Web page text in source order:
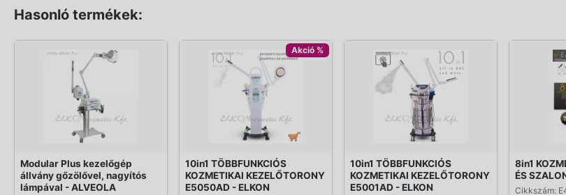
Hasonló termékek:
Modular Plus kezelőgép
állvány gőzölővel, nagyítós
lámpával - ALVEOLA
Akció %
10in1 TÖBBFUNKCIÓS
KOZMETIKAI KEZELŐTORONY
E5050AD - ELKON
10in1 TÖBBFUNKCIÓS
KOZMETIKAI KEZELŐTORONY
E5001AD - ELKON
8in1
ÉS
Cikkszám: